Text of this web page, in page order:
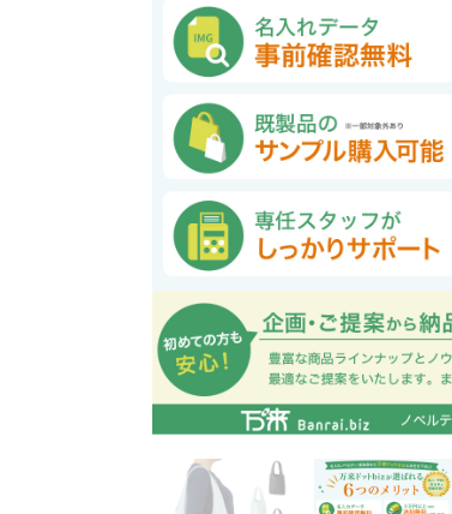
マルシェバッグ
タンブラー・ボトル・グ
ラス全般
アルミボトル
ペン・筆記用具全般
文具・ステーショナリー
全般
電子メモパッド
マグネット
スマホ・タブレットグッ
ズ全般
タッチペン
スマホ対応手袋
パソコングッズ全般
生活用品・生活雑貨全
般
植物栽培セット
ブランケット・ひざ掛け
キッチングッズ全般
ボウル・プレート
防災・防犯グッズ全般
ライト・ランタン
美容・健康グッズ全般
マスクケース
除菌・感染対策グッズ
全般
抗菌グッズ
タオル・ハンカチ
タオル・ハンカチ全般
般
雨具全般
ッズ全般
ひんやりグッズ全般
あったかグッズ
コルク
バイオマス
ＦＳＣ認証
女性向け抽選会セット
季節のグッズ
季節のグッズ全般
訪日外国人・インバウ
ンド向け全般
春のノベルティ特集
地球にやさしいエコグッズ